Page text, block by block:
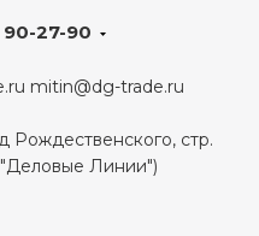
90-27-90
mitin@dg-trade.ru
Рождественского, стр.
Линии")